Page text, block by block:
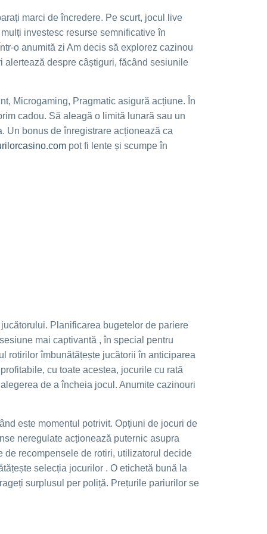
marci de încredere. Pe scurt, jocul live
investesc resurse semnificative în
o anumită zi Am decis să explorez cazinou
despre câștiguri, făcând sesiunile
Microgaming, Pragmatic asigură acțiune. În
cadou. Să aleagă o limită lunară sau un
Un bonus de înregistrare acționează ca
pot fi lente și scumpe în
Planificarea bugetelor de pariere
mai captivantă , în special pentru
rotirilor îmbunătățește jucătorii în anticiparea
cu toate acestea, jocurile cu rată
de a încheia jocul. Anumite cazinouri
este momentul potrivit. Opțiuni de jocuri de
neregulate acționează puternic asupra
de recompensele de rotiri, utilizatorul decide
selecția jocurilor . O etichetă bună la
surplusul per poliță. Prețurile pariurilor se